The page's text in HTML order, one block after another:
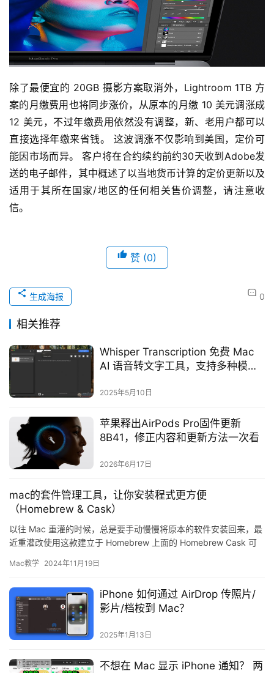
除了最便宜的 20GB 摄影方案取消外，Lightroom 1TB 方
案的月缴费用也将同步涨价，从原本的月缴 10 美元调涨成
12 美元，不过年缴费用依然没有调整，新、老用户都可以
直接选择年缴来省钱。 这波调涨不仅影响到美国，定价可
能因市场而异。 客户将在合约续约前约30天收到Adobe发
送的电子邮件，其中概述了以当地货币计算的定价更新以及
适用于其所在国家/地区的任何相关售价调整，请注意收
信。
赞 (0)
0
生成海报
相关推荐
Whisper Transcription 免费 Mac
AI 语音转文字工具，支持多种模式
2025年5月10日
苹果释出AirPods Pro固件更新
8B41，修正内容和更新方法一次看
2026年6月17日
mac的套件管理工具，让你安装程式更方便
（Homebrew & Cask）
以往 Mac 重灌的时候，总是要手动慢慢将原本的软件安装回来，最
近重灌改使用这款建立于 Homebrew 上面的 Homebrew Cask 可
Mac教学 2024年11月19日
iPhone 如何通过 AirDrop 传照片/
影片/档桉到 Mac？
2025年1月13日
不想在 Mac 显示 iPhone 通知？ 两